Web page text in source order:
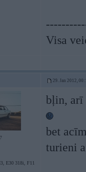
Visa
29. Jan 2012,
E30 318i, F11
bļin, arī
bet
turieni